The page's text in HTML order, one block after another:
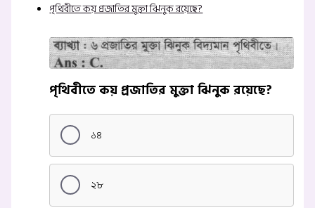
পৃথিবীতে কয় প্রজাতির মুক্তা ঝিনুক রয়েছে?
পৃথিবীতে কয় প্রজাতির মুক্তা ঝিনুক রয়েছে?
১৪
২৮